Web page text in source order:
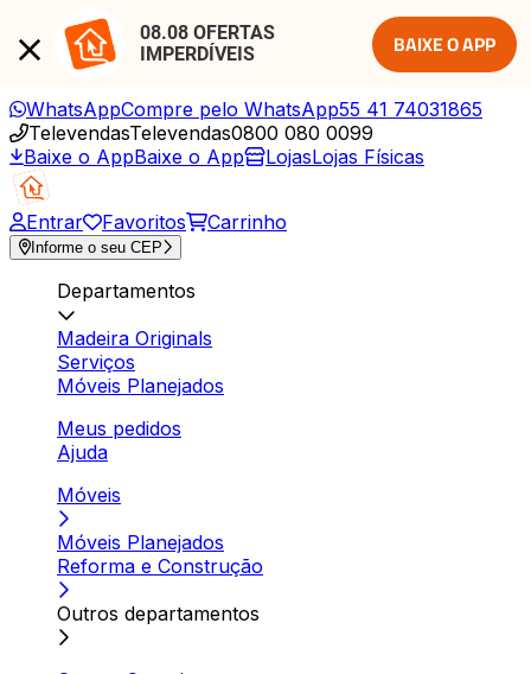
08.08 OFERTAS
IMPERDÍVEIS
BAIXE O APP
WhatsAppCompre pelo WhatsApp55 41 74031865
TelevendasTelevendas0800 080 0099
Baixe o AppBaixe o App LojasLojas Físicas
Entrar Favoritos Carrinho
Informe o seu CEP
Departamentos
Madeira Originals
Serviços
Móveis Planejados
Meus pedidos
Ajuda
Móveis
Móveis Planejados
Reforma e Construção
Outros departamentos